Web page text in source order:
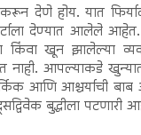
देणे होय. यात
देण्यात आलेले आहेत.
खून झालेल्या
आपल्याकडे
आणि आश्चर्याची
बुद्धीला पटणारी